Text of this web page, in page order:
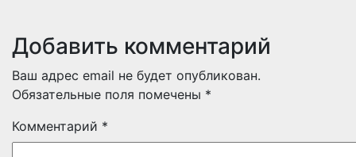
Добавить комментарий
Ваш адрес email не будет опубликован.
Обязательные поля помечены *
Комментарий *